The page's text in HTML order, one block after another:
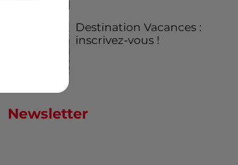
Destination Vacances :
inscrivez-vous !
Newsletter